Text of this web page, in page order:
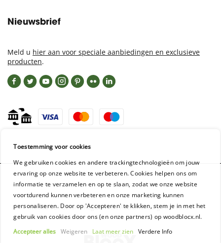
Nieuwsbrief
Meld u hier aan voor speciale aanbiedingen en exclusieve
producten.
WoodBlocX GmbH - Registration: Aschaffenburg HRB 16954
Toestemming voor cookies
We gebruiken cookies en andere trackingtechnologieën om jouw
ervaring op onze website te verbeteren. Cookies helpen ons om
informatie te verzamelen en op te slaan, zodat we onze website
voortdurend kunnen verbeteren en onze marketing kunnen
personaliseren. Door op 'Accepteren' te klikken, stem je in met het
gebruik van cookies door ons (en onze partners) op woodblocx.nl.
Accepteer alles
Weigeren Laat meer zien Verdere Info